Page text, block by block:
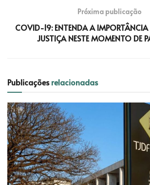
Próxima publicação
COVID-19: ENTENDA A
JUSTIÇA NESTE MOMENTO DE
Publicaçõesrelacionadas